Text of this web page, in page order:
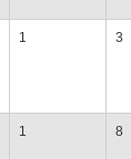
1 3
1 8